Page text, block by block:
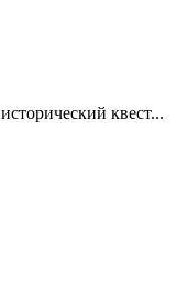
квест...